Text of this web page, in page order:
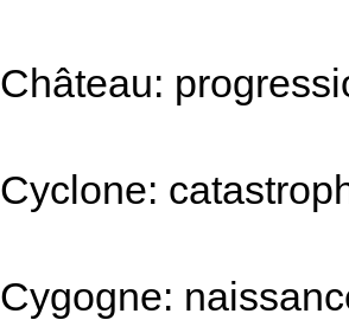
Château:
Cyclone:
Cygogne: